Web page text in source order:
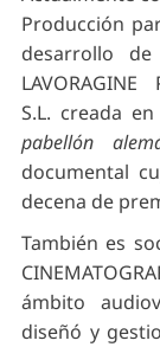
Producción
desarrollo
LAVORAGINE
S.L. creada
pabellón
documental
decena de
También es
ámbito
diseñó y